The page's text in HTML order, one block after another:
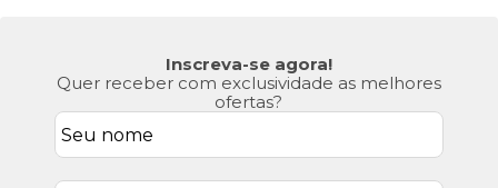
Inscreva-se agora!
Quer receber com exclusividade as melhores
ofertas?